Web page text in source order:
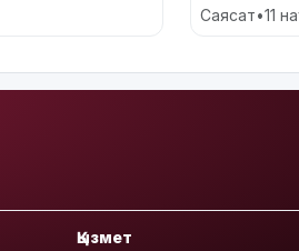
Саясат•11
Қызмет